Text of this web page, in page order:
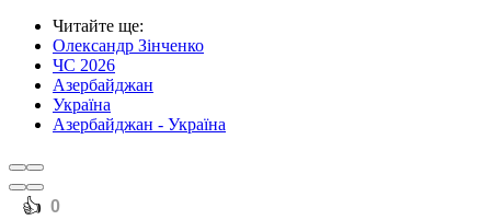
Читайте ще:
Олександр Зінченко
ЧС 2026
Азербайджан
Україна
Азербайджан - Україна
️👍 0